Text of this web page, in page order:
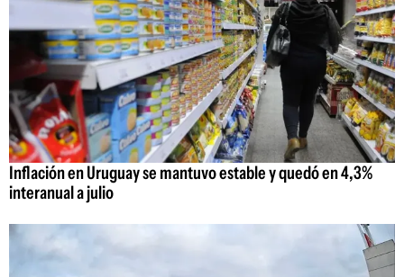
Inflación en Uruguay se mantuvo estable y quedó en 4,3%
interanual a julio